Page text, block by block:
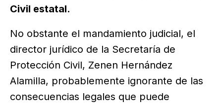
Civil estatal.
No obstante el mandamiento judicial, el
director jurídico de la Secretaría de
Protección Civil, Zenen Hernández
Alamilla, probablemente ignorante de las
consecuencias legales que puede